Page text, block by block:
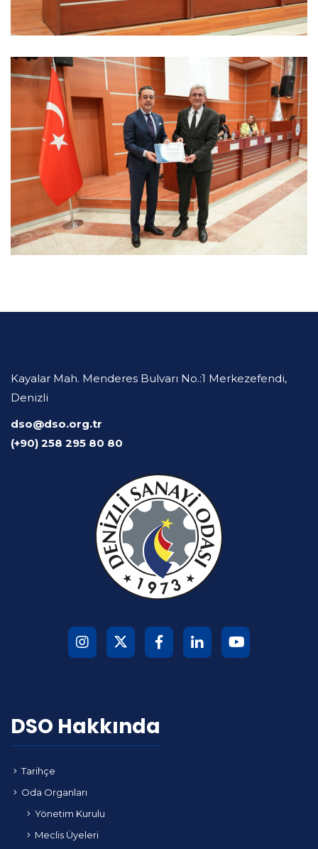
Kayalar Mah. Menderes Bulvarı No.:1 Merkezefendi,
Denizli
dso@dso.org.tr
(+90) 258 295 80 80
DSO Hakkında
Tarihçe
Oda Organları
Yönetim Kurulu
Meclis Üyeleri